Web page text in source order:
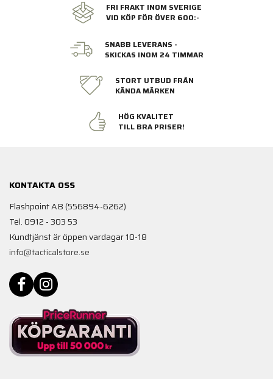
FRI FRAKT INOM SVERIGE
VID KÖP FÖR ÖVER 600:-
SNABB LEVERANS -
SKICKAS INOM 24 TIMMAR
STORT UTBUD FRÅN
KÄNDA MÄRKEN
HÖG KVALITET
TILL BRA PRISER!
KONTAKTA OSS
Flashpoint AB (556894-6262)
Tel. 0912 - 303 53
Kundtjänst är öppen vardagar 10-18
info@tacticalstore.se